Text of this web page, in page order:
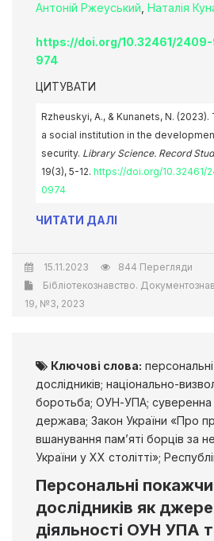
Антоній Ржеуський Наталія
https://doi.org/10.32461/
974
ЦИТУВАТИ
Rzheuskyi, A., & Kunanets, N.
a social institution in the
security. Library Science. Record
19(3), 5-12. https://doi.org/10.32461/
0974
ЧИТАТИ ДАЛІ
15.11.2023
844 Перегляди
Бібліотекознавство.
19, №3, 2023
Ключові слова:
дослідників; національно-
боротьба; ОУН-УПА; суверенна
держава; Закон України «Про
вшанування пам’яті борців за
України у XX столітті»;
Персональні
дослідників як
діяльності ОУН УПА